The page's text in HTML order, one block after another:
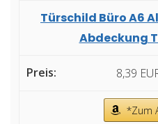
Türschild Büro A6
Abdeckung
8,39
*Zum